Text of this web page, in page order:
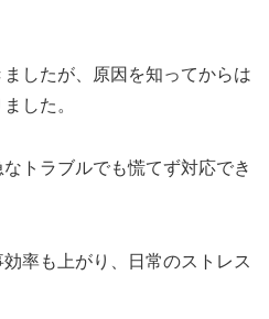
したが、原因を知ってからは
した。
トラブルでも慌てず対応でき
率も上がり、日常のストレス